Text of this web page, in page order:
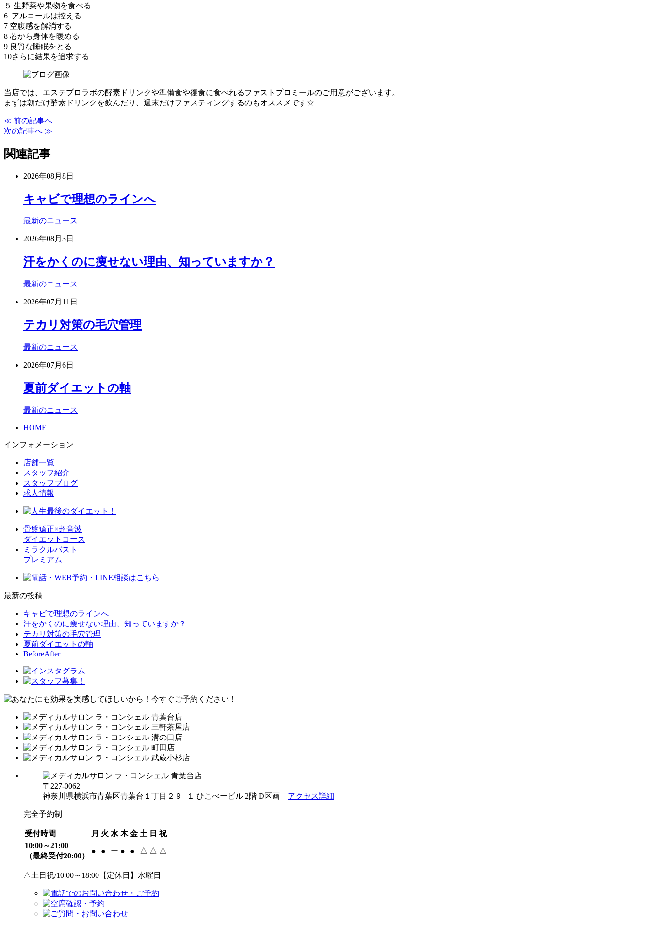
５ 生野菜や果物を食べる
6 アルコールは控える
7 空腹感を解消する
8 芯から身体を暖める
9 良質な睡眠をとる
10さらに結果を追求する
当店では、エステプロラボの酵素ドリンクや準備食や復食に食べれるファストプロミールのご用意がございます。
まずは朝だけ酵素ドリンクを飲んだり、週末だけファスティングするのもオススメです☆
≪ 前の記事へ
次の記事へ ≫
関連記事
2026年08月8日
キャビで理想のラインへ
最新のニュース
2026年08月3日
汗をかくのに痩せない理由、知っていますか？
最新のニュース
2026年07月11日
テカリ対策の毛穴管理
最新のニュース
2026年07月6日
夏前ダイエットの軸
最新のニュース
HOME
インフォメーション
店舗一覧
スタッフ紹介
スタッフブログ
求人情報
骨盤矯正×超音波
ダイエットコース
ミラクルバスト
プレミアム
最新の投稿
キャビで理想のラインへ
汗をかくのに痩せない理由、知っていますか？
テカリ対策の毛穴管理
夏前ダイエットの軸
BeforeAfter
〒227-0062
神奈川県横浜市青葉区青葉台１丁目２９−１ ひこべービル 2階 D区画 アクセス詳細
完全予約制
受付時間 月 火 水 木 金 土 日 祝
10:00～21:00
（最終受付20:00）
● ● ー ● ● △ △ △
△土日祝/10:00～18:00【定休日】水曜日